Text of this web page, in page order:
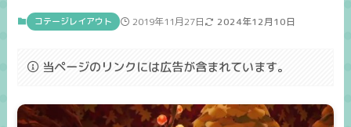
コテージレイアウト 2019年11月27日 2024年12月10日
当ページのリンクには広告が含まれています。